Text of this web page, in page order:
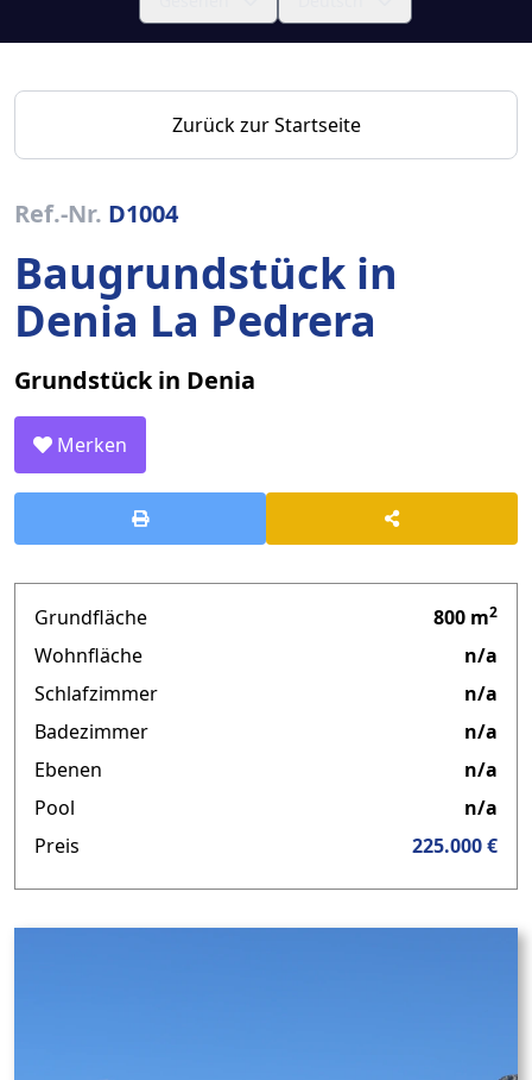
Zurück zur Startseite
Ref.-Nr. D1004
Baugrundstück in
Denia La Pedrera
Grundstück in Denia
Merken
Grundfläche 800 m2
Wohnfläche
n/a
Schlafzimmer
n/a
Badezimmer
n/a
Ebenen
n/a
Pool
n/a
Preis
225.000 €